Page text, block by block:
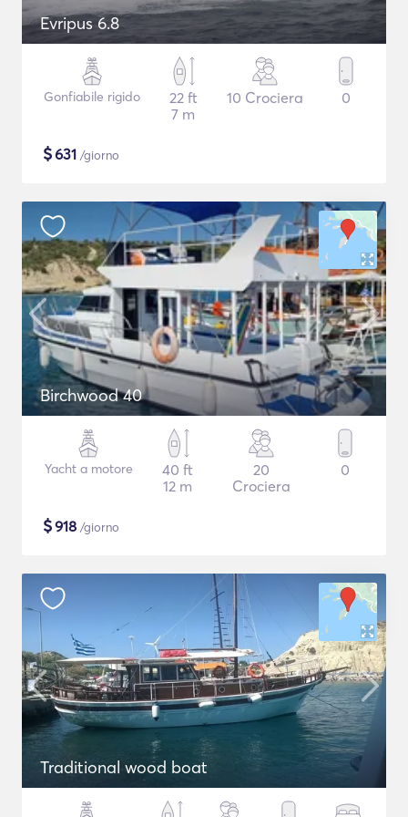
Evripus 6.8
Gonfiabile rigido
22 ft
7 m
10 Crociera 0
$631 /giorno
Birchwood 40
Yacht a motore
40 ft
12 m
20
Crociera
0
$918 /giorno
Traditional wood boat